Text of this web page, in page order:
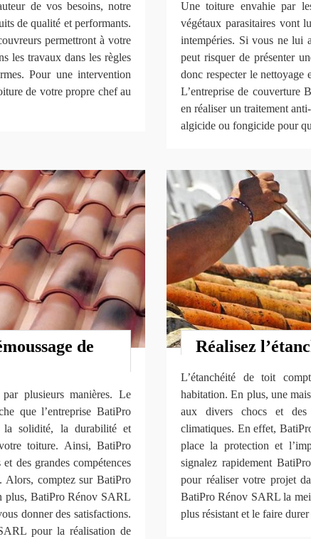
de vos besoins, notre
de qualité et performants.
permettront à votre
les travaux dans les règles
Pour une intervention
de votre propre chef au
Une toiture envahie par
végétaux parasitaires vont
intempéries. Si vous ne lui
peut risquer de présenter
donc respecter le nettoyage
L’entreprise de couverture
en réaliser un traitement
algicide ou fongicide pour
de
plusieurs manières. Le
que l’entreprise BatiPro
solidité, la durabilité et
toiture. Ainsi, BatiPro
des grandes compétences
Alors, comptez sur BatiPro
plus, BatiPro Rénov SARL
donner des satisfactions.
pour la réalisation de
Réalisez
L’étanchéité de toit
habitation. En plus, une
aux divers chocs et des
climatiques. En effet,
place la protection et
signalez rapidement
pour réaliser votre projet
BatiPro Rénov SARL la
plus résistant et le faire